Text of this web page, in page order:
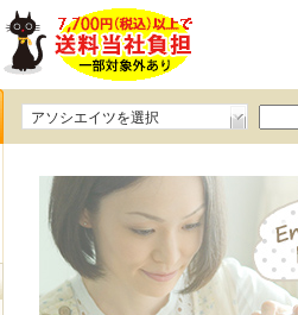
アソシエイツを選択